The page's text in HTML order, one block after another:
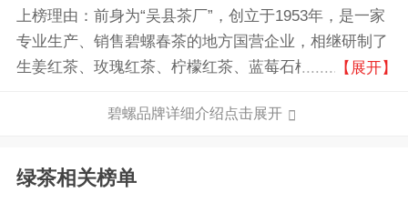
上榜理由：前身为“吴县茶厂”，创立于1953年，是一家
专业生产、销售碧螺春茶的地方国营企业，相继研制了
生姜红茶、玫瑰红茶、柠檬红茶、蓝莓石榴果茶、菊花
【展开】
碧螺品牌详细介绍点击展开
绿茶相关榜单